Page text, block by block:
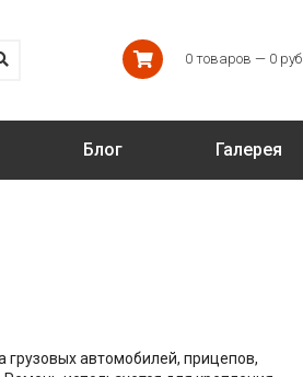
0 товаров — 0 руб.
Блог Галерея
грузовых автомобилей, прицепов,